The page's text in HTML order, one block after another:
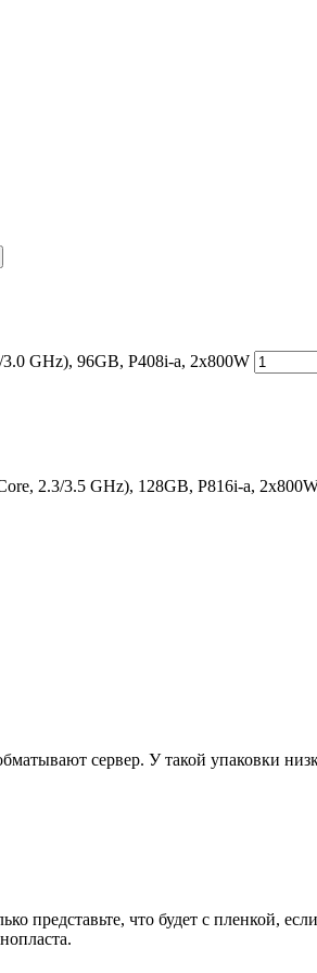
GHz), 96GB, P408i-a, 2x800W
2.3/3.5 GHz), 128GB, P816i-a,
сервер. У такой упаковки
представьте, что будет с пленкой,